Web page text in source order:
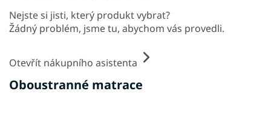
Oboustranné matrace
Nejste si jisti, který produkt vybrat?
Žádný problém, jsme tu, abychom vás provedli.
Otevřít nákupního asistenta